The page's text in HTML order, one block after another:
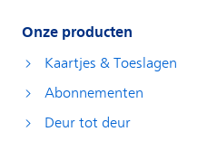
Onze producten
Kaartjes & Toeslagen
Abonnementen
Deur tot deur